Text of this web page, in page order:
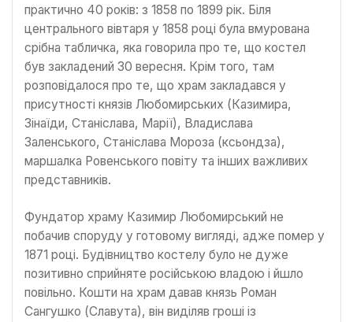
практично 40 років: з 1858 по 1899 рік. Біля
центрального вівтаря у 1858 році була вмурована
срібна табличка, яка говорила про те, що костел
був закладений 30 вересня. Крім того, там
розповідалося про те, що храм закладався у
присутності князів Любомирських (Казимира,
Зінаїди, Станіслава, Марії), Владислава
Заленського, Станіслава Мороза (ксьондза),
маршалка Ровенського повіту та інших важливих
представників.
Фундатор храму Казимир Любомирський не
побачив споруду у готовому вигляді, адже помер у
1871 році. Будівництво костелу було не дуже
позитивно сприйняте російською владою і йшло
повільно. Кошти на храм давав князь Роман
Сангушко (Славута), він виділяв гроші із